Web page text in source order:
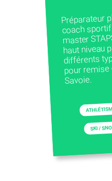
Préparateur
coach
master
haut niveau
différents
pour
Savoie.
SKI /